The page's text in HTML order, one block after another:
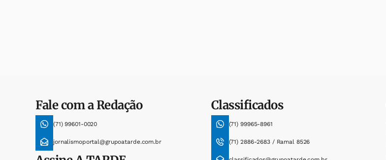
Fale com a Redação
(71) 99601-0020
jornalismoportal@grupoatarde.com.br
Classificados
(71) 99965-8961
(71) 2886-2683 / Ramal 8526